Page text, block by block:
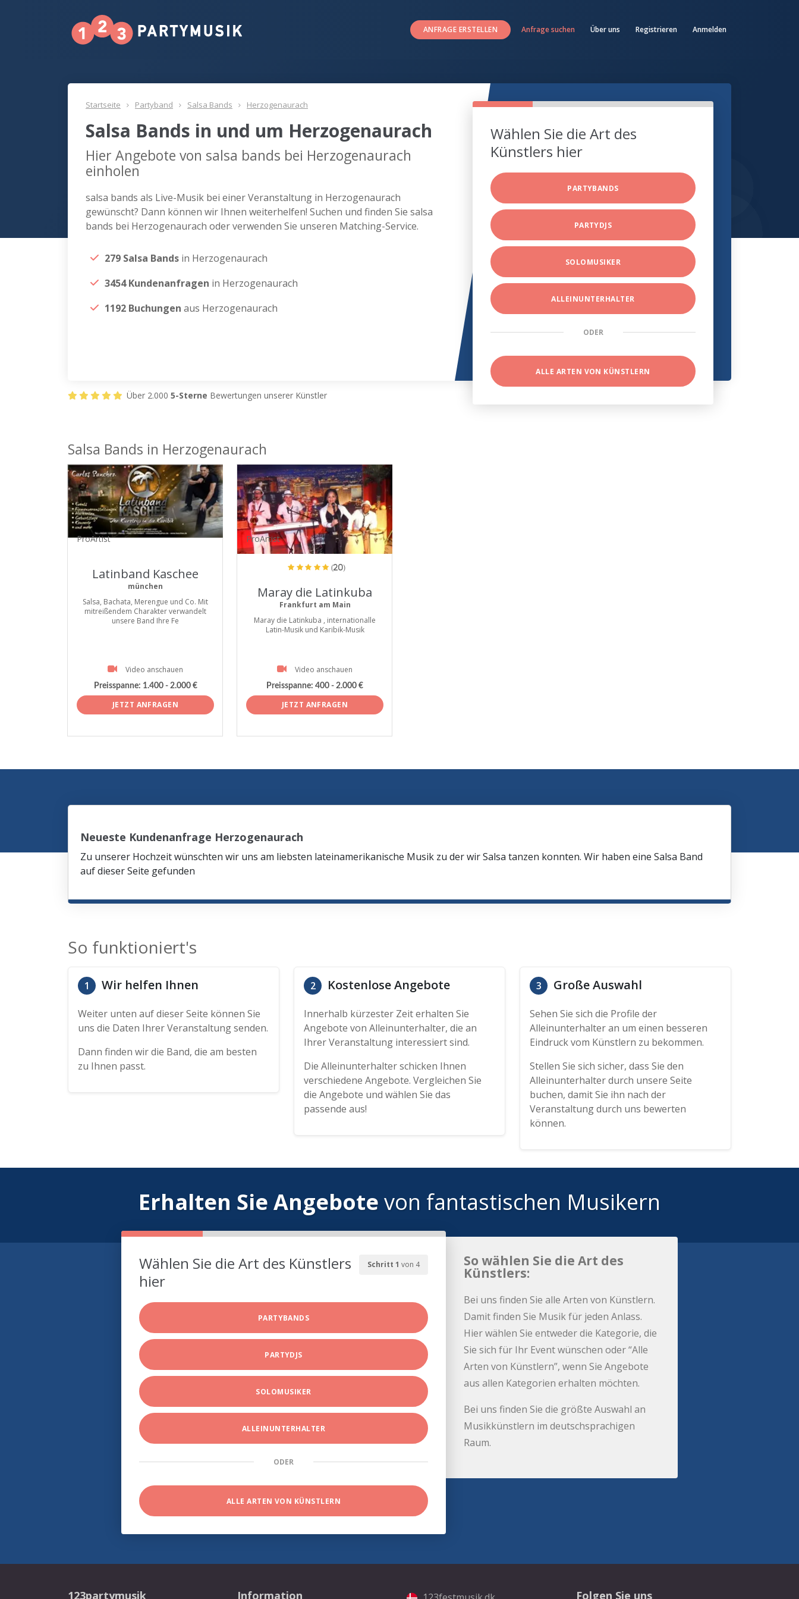
ANFRAGE ERSTELLEN Anfrage suchen Über uns Registrieren Anmelden
Startseite Partyband Salsa Bands Herzogenaurach
Salsa Bands in und um Herzogenaurach
Hier Angebote von salsa bands bei Herzogenaurach
einholen
salsa bands als Live-Musik bei einer Veranstaltung in Herzogenaurach
gewünscht? Dann können wir Ihnen weiterhelfen! Suchen und finden Sie salsa
bands bei Herzogenaurach oder verwenden Sie unseren Matching-Service.
279 Salsa Bands in Herzogenaurach
3454 Kundenanfragen in Herzogenaurach
1192 Buchungen aus Herzogenaurach
Wählen Sie die Art des
Künstlers hier
PARTYBANDS
PARTYDJS
SOLOMUSIKER
ALLEINUNTERHALTER
ODER
ALLE ARTEN VON KÜNSTLERN
Über 2.000 5-Sterne Bewertungen unserer Künstler
Salsa Bands in Herzogenaurach
ProArtist
Latinband Kaschee
münchen
Salsa, Bachata, Merengue und Co. Mit
mitreißendem Charakter verwandelt
unsere Band Ihre Fe
Video anschauen
Preisspanne: 1.400 - 2.000 €
JETZT ANFRAGEN
ProArtist
(20)
Maray die Latinkuba
Frankfurt am Main
Maray die Latinkuba , internationalle
Latin-Musik und Karibik-Musik
Video anschauen
Preisspanne: 400 - 2.000 €
JETZT ANFRAGEN
Neueste Kundenanfrage Herzogenaurach
Zu unserer Hochzeit wünschten wir uns am liebsten lateinamerikanische Musik zu der wir Salsa tanzen konnten. Wir haben eine Salsa Band
auf dieser Seite gefunden
So funktioniert's
1 Wir helfen Ihnen
Weiter unten auf dieser Seite können Sie
uns die Daten Ihrer Veranstaltung senden.
Dann finden wir die Band, die am besten
zu Ihnen passt.
2 Kostenlose Angebote
Innerhalb kürzester Zeit erhalten Sie
Angebote von Alleinunterhalter, die an
Ihrer Veranstaltung interessiert sind.
Die Alleinunterhalter schicken Ihnen
verschiedene Angebote. Vergleichen Sie
die Angebote und wählen Sie das
passende aus!
3 Große Auswahl
Sehen Sie sich die Profile der
Alleinunterhalter an um einen besseren
Eindruck vom Künstlern zu bekommen.
Stellen Sie sich sicher, dass Sie den
Alleinunterhalter durch unsere Seite
buchen, damit Sie ihn nach der
Veranstaltung durch uns bewerten
können.
Erhalten Sie Angebote von fantastischen Musikern
Schritt 1 von 4
Wählen Sie die Art des Künstlers
hier
PARTYBANDS
PARTYDJS
SOLOMUSIKER
ALLEINUNTERHALTER
ODER
ALLE ARTEN VON KÜNSTLERN
So wählen Sie die Art des
Künstlers:
Bei uns finden Sie alle Arten von Künstlern.
Damit finden Sie Musik für jeden Anlass.
Hier wählen Sie entweder die Kategorie, die
Sie sich für Ihr Event wünschen oder “Alle
Arten von Künstlern”, wenn Sie Angebote
aus allen Kategorien erhalten möchten.
Bei uns finden Sie die größte Auswahl an
Musikkünstlern im deutschsprachigen
Raum.
123partymusik Information Folgen Sie uns